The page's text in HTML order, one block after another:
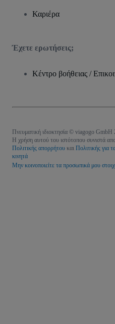
Καριέρα
Έχετε ερωτήσεις;
Κέντρο βοήθειας /
Πνευματική ιδιοκτησία © viagogo GmbH
Η χρήση αυτού του ιστότοπου συνιστά
Πολιτικής απορρήτου και Πολιτικής για
κινητά
Μην κοινοποιείτε τα προσωπικά μου